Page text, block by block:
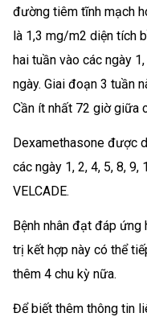
đường tiêm tĩnh mạch
là 1,3 mg/m2 diện tích
hai tuần vào các ngày
ngày. Giai đoạn 3 tuần
Cần ít nhất 72 giờ giữa
Dexamethasone được
các ngày 1, 2, 4, 5, 8,
VELCADE.
Bệnh nhân đạt đáp
trị kết hợp này có thể
thêm 4 chu kỳ nữa.
Để biết thêm thông tin